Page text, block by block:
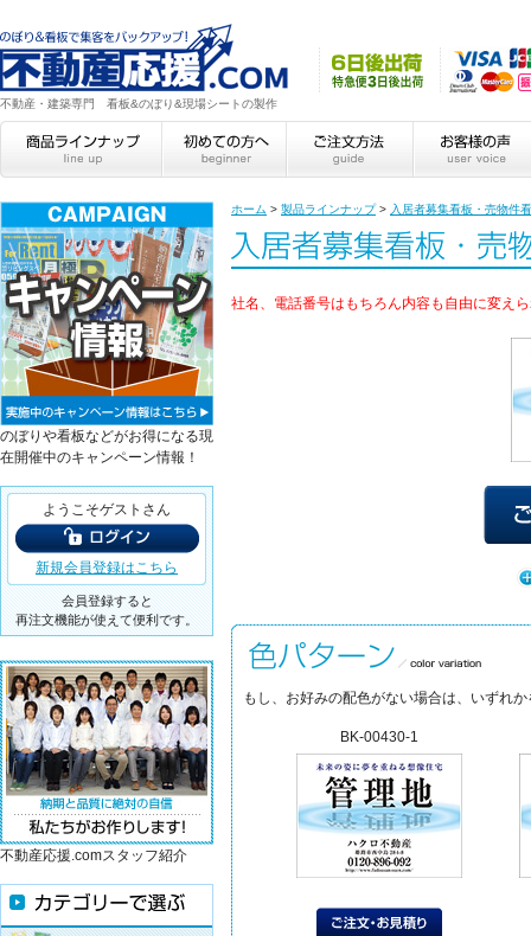
不動産・建築専門 看板&のぼり&現場シートの製作
ホーム > 製品ラインナップ> 入居者募集看板・売物件
社名、電話番号はもちろん内容も自由に変え
もし、お好みの配色がない場合は、いずれ
BK-00430-1
のぼりや看板などがお得になる現
在開催中のキャンペーン情報！
ようこそゲストさん
新規会員登録はこちら
会員登録すると
再注文機能が使えて便利です。
不動産応援.comスタッフ紹介